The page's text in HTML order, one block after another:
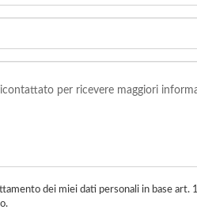
dei miei dati personali in base